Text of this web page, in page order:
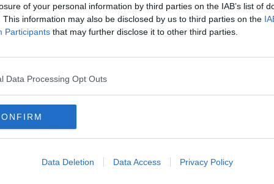
of your personal information by third parties on the IAB’s list of
This information may also be disclosed by us to third parties on the
Participants that may further disclose it to other third parties.
Data Processing Opt Outs
Data Deletion Data Access Privacy Policy
ez a 125 év nem valósult volna meg.
a Víg építésének és indulásának a
és nehézségeiről, a világháborúk, a
A vetítés utáni beszélgetés
Luca és Wunderlich József
Krisztina dramaturg lesznek.
és a Várkonyi-korszak végéig tart. A
Magyar Bálint és Várkonyi Zoltán –
rangját a Víg; és tanúi lehetünk annak, hogyan